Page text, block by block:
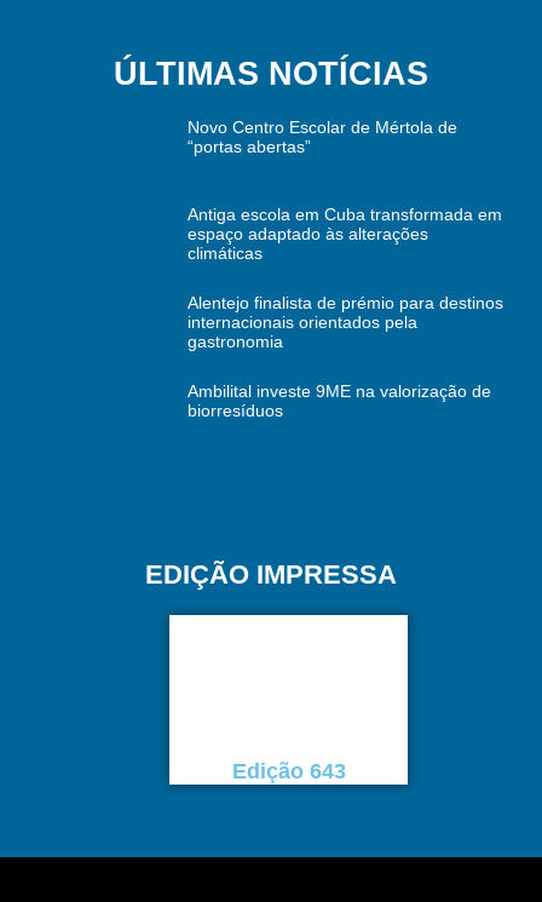
ÚLTIMAS NOTÍCIAS
Novo Centro Escolar de Mértola de
“portas abertas”
Antiga escola em Cuba transformada em
espaço adaptado às alterações
climáticas
Alentejo finalista de prémio para destinos
internacionais orientados pela
gastronomia
Ambilital investe 9ME na valorização de
biorresíduos
EDIÇÃO IMPRESSA
Edição 643